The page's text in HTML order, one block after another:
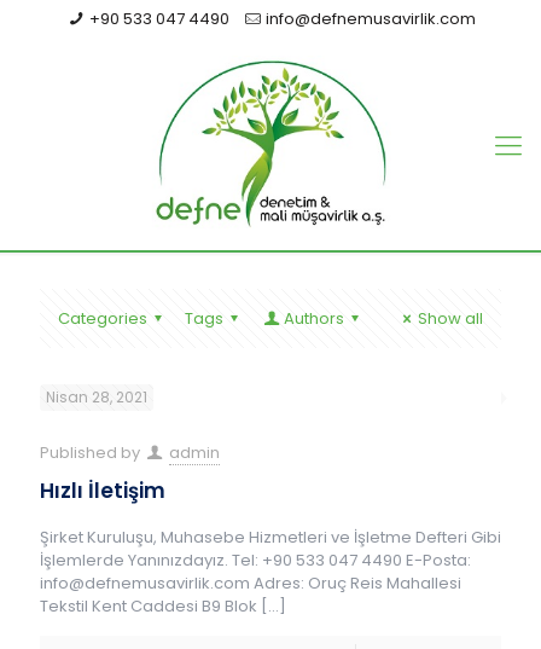
+90 533 047 4490 info@defnemusavirlik.com
Categories Tags Authors Show all
Nisan 28, 2021
Published by admin
Hızlı İletişim
Şirket Kuruluşu, Muhasebe Hizmetleri ve İşletme Defteri Gibi
İşlemlerde Yanınızdayız. Tel: +90 533 047 4490 E-Posta:
info@defnemusavirlik.com Adres: Oruç Reis Mahallesi
Tekstil Kent Caddesi B9 Blok […]